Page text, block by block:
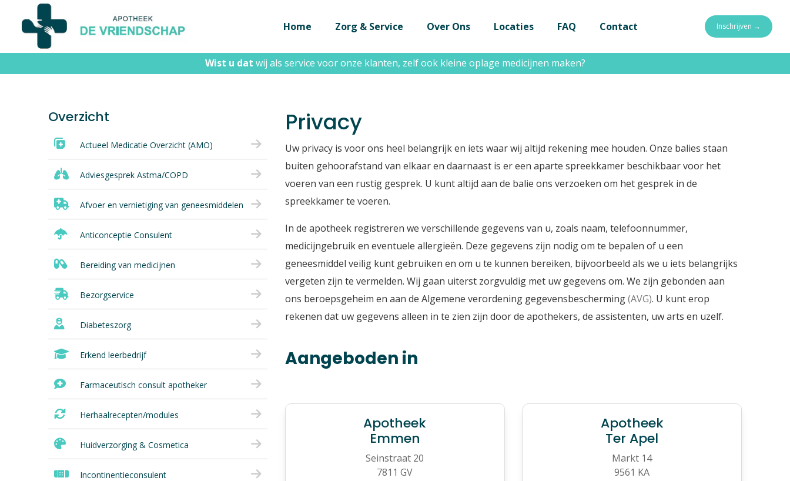
Home Zorg & Service Over Ons Locaties FAQ Contact Inschrijven →
Wist u dat wij als service voor onze klanten, zelf ook kleine oplage medicijnen maken?
Wist u datwij doordeweeks tot 20.00 uur geopend zijn in Emmen?
Overzicht
Actueel Medicatie Overzicht (AMO)
Adviesgesprek Astma/COPD
Afvoer en vernietiging van geneesmiddelen
Anticonceptie Consulent
Bereiding van medicijnen
Bezorgservice
Diabeteszorg
Erkend leerbedrijf
Farmaceutisch consult apotheker
Herhaalrecepten/modules
Huidverzorging & Cosmetica
Incontinentieconsulent
Privacy
Uw privacy is voor ons heel belangrijk en iets waar wij altijd rekening mee houden. Onze balies staan
buiten gehoorafstand van elkaar en daarnaast is er een aparte spreekkamer beschikbaar voor het
voeren van een rustig gesprek. U kunt altijd aan de balie ons verzoeken om het gesprek in de
spreekkamer te voeren.
In de apotheek registreren we verschillende gegevens van u, zoals naam, telefoonnummer,
medicijngebruik en eventuele allergieën. Deze gegevens zijn nodig om te bepalen of u een
geneesmiddel veilig kunt gebruiken en om u te kunnen bereiken, bijvoorbeeld als we u iets belangrijks
vergeten zijn te vermelden. Wij gaan uiterst zorgvuldig met uw gegevens om. We zijn gebonden aan
ons beroepsgeheim en aan de Algemene verordening gegevensbescherming(AVG). U kunt erop
rekenen dat uw gegevens alleen in te zien zijn door de apothekers, de assistenten, uw arts en uzelf.
Aangeboden in
Apotheek
Emmen
Seinstraat 20
7811 GV
Apotheek
Ter Apel
Markt 14
9561 KA